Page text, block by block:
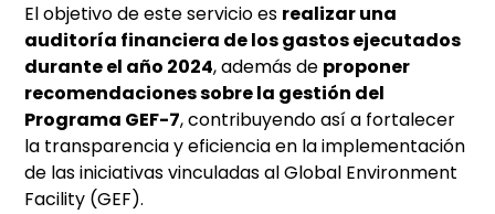
El objetivo de este servicio es realizar una
auditoría financiera de los gastos ejecutados
durante el año 2024, además de proponer
recomendaciones sobre la gestión del
Programa GEF-7, contribuyendo así a fortalecer
la transparencia y eficiencia en la implementación
de las iniciativas vinculadas al Global Environment
Facility (GEF).